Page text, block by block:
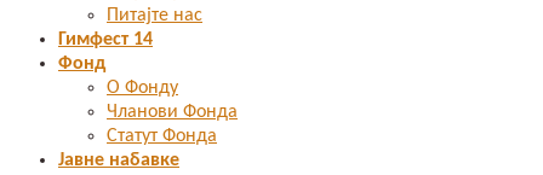
Питајте нас
Гимфест 14
Фонд
О Фонду
Чланови Фонда
Статут Фонда
Јавне набавке